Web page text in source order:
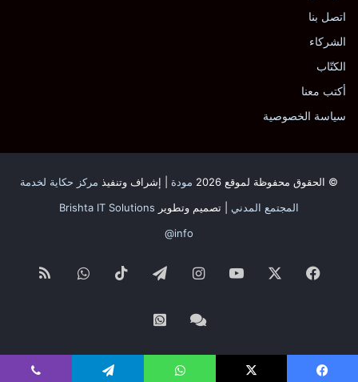
اتصل بنا
الشركاء
الكتّاب
أكتب معنا
سياسة الخصوصية
© الحقوق محفوظة لموقع 2026 مودة | إشراف وتنفيذ مركز حكاية لخدمة
المجتمع المدني | تصميم وتطوير Brishta IT Solutions
info@
فيسبوك ‫YouTubeانستقرامتيلقرام ‫TikTokواتسابملخص
Facebook
Channel
Whatsapp
Channel